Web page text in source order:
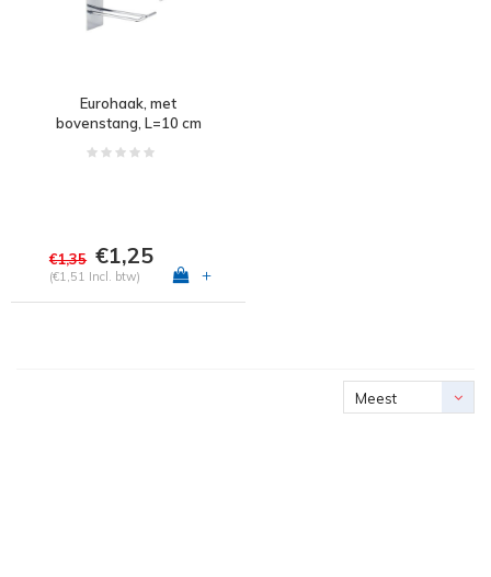
Eurohaak, met
bovenstang, L=10 cm
€1,35 €1,25
(€1,51 Incl. btw) +
Meest